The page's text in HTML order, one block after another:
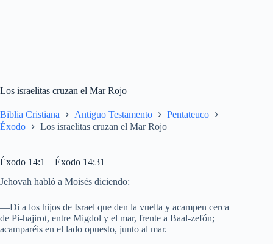
Los israelitas cruzan el Mar Rojo
Biblia Cristiana Antiguo Testamento
Pentateuco
Éxodo
Los israelitas cruzan el Mar Rojo
Éxodo 14:1 – Éxodo 14:31
Jehovah habló a Moisés diciendo:
—Di a los hijos de Israel que den la vuelta y acampen cerca
de Pi-hajirot, entre Migdol y el mar, frente a Baal-zefón;
acamparéis en el lado opuesto, junto al mar.